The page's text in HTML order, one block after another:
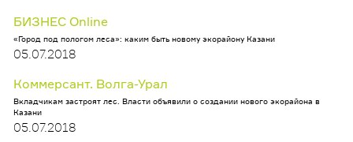
БИЗНЕС Online
«Город под пологом леса»: каким быть новому экорайону Казани
05.07.2018
Коммерсант. Волга-Урал
Вкладчикам застроят лес. Власти объявили о создании нового экорайона в
Казани
05.07.2018